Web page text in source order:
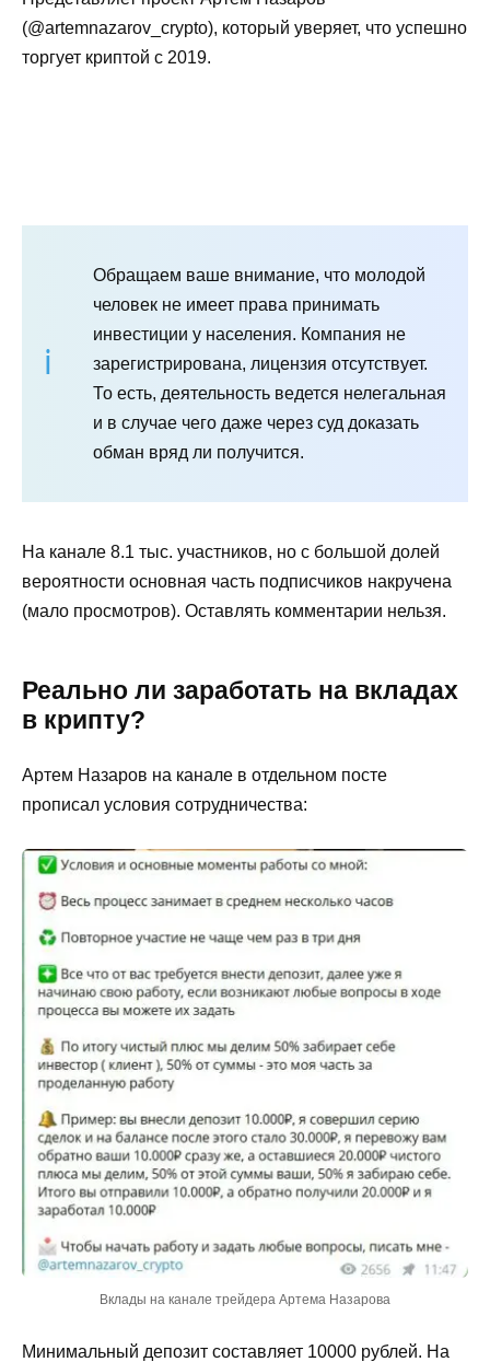
(@artemnazarov_crypto), который уверяет, что успешно
торгует криптой с 2019.
Обращаем ваше внимание, что молодой
человек не имеет права принимать
инвестиции у населения. Компания не
зарегистрирована, лицензия отсутствует.
То есть, деятельность ведется нелегальная
и в случае чего даже через суд доказать
обман вряд ли получится.
На канале 8.1 тыс. участников, но с большой долей
вероятности основная часть подписчиков накручена
(мало просмотров). Оставлять комментарии нельзя.
Реально ли заработать на вкладах
в крипту?
Артем Назаров на канале в отдельном посте
прописал условия сотрудничества:
Вклады на канале трейдера Артема Назарова
Минимальный депозит составляет 10000 рублей. На